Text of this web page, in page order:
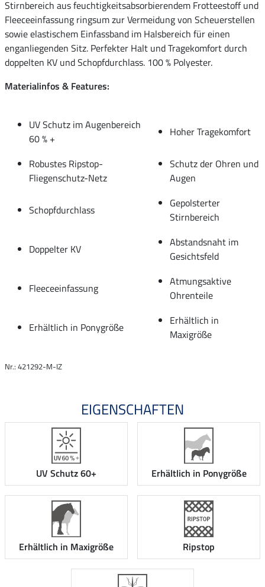
Stirnbereich aus feuchtigkeitsabsorbierendem Frotteestoff und
Fleeceeinfassung ringsum zur Vermeidung von Scheuerstellen
sowie elastischem Einfassband im Halsbereich für einen
enganliegenden Sitz. Perfekter Halt und Tragekomfort durch
doppelten KV und Schopfdurchlass. 100 % Polyester.
Materialinfos & Features:
UV Schutz im Augenbereich
60 % +
Hoher Tragekomfort
Robustes Ripstop-
Fliegenschutz-Netz
Schutz der Ohren und
Augen
Schopfdurchlass
Gepolsterter
Stirnbereich
Doppelter KV
Abstandsnaht im
Gesichtsfeld
Fleeceeinfassung
Atmungsaktive
Ohrenteile
Erhältlich in Ponygröße
Erhältlich in
Maxigröße
Nr.: 421292-M-IZ
EIGENSCHAFTEN
UV Schutz 60+ Erhältlich in Ponygröße
Erhältlich in Maxigröße Ripstop